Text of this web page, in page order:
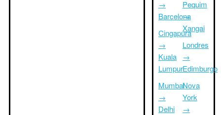
→
Barcelona
Cingapura
→
Kuala
Lumpur
Mumbai
→
Delhi
Pequim
→
Xangai
Londres
→
Edimburgo
Nova
York
→